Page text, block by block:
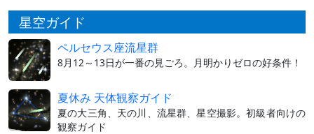
星空ガイド
ペルセウス座流星群
8月12～13日が一番の見ごろ。月明かりゼロの好条件！
夏休み 天体観察ガイド
夏の大三角、天の川、流星群、星空撮影。初級者向けの
観察ガイド